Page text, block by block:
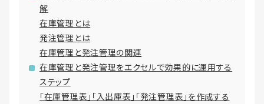
解
在庫管理とは
発注管理とは
在庫管理と発注管理の関連
在庫管理と発注管理をエクセルで効果的に運用する
ステップ
「在庫管理表」「入出庫表」「発注管理表」を作成する